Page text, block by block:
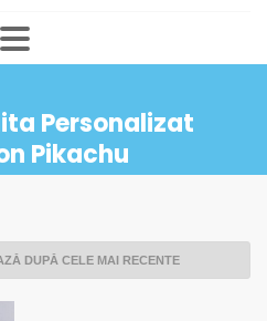
Personalizat
Pikachu